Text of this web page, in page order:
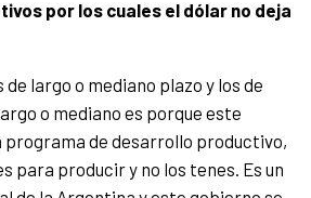
por los cuales el dólar no deja
largo o mediano plazo y los de
o mediano es porque este
programa de desarrollo productivo,
para producir y no los tenes. Es un